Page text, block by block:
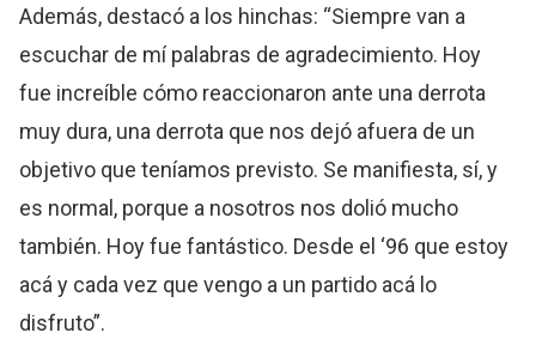
Además, destacó a los hinchas: “Siempre van a
escuchar de mí palabras de agradecimiento. Hoy
fue increíble cómo reaccionaron ante una derrota
muy dura, una derrota que nos dejó afuera de un
objetivo que teníamos previsto. Se manifiesta, sí, y
es normal, porque a nosotros nos dolió mucho
también. Hoy fue fantástico. Desde el ‘96 que estoy
acá y cada vez que vengo a un partido acá lo
disfruto”.